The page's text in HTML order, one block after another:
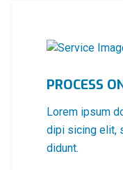
PROCESS
Lorem ipsum
dipi sicing elit,
didunt.